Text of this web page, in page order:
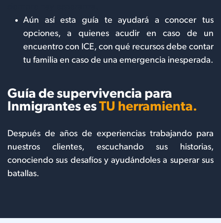
Aún así esta guía te ayudará a conocer tus
opciones, a quienes acudir en caso de un
encuentro con ICE, con qué recursos debe contar
tu familia en caso de una emergencia inesperada.
Guía de supervivencia para
Inmigrantes esTU herramienta.
Después de años de experiencias trabajando para
nuestros clientes, escuchando sus historias,
conociendo sus desafíos y ayudándoles a superar sus
batallas.